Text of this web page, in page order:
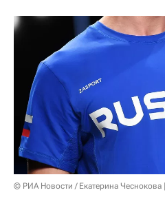
© РИА Новости / Екатерина Чеснокова